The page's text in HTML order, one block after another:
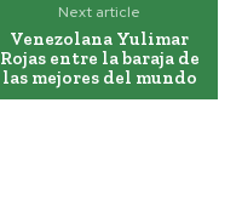
Next article
Venezolana Yulimar
Rojas entre la baraja de
las mejores del mundo